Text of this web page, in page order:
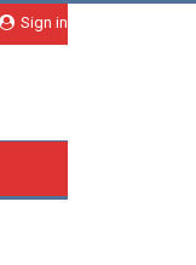
Sign in